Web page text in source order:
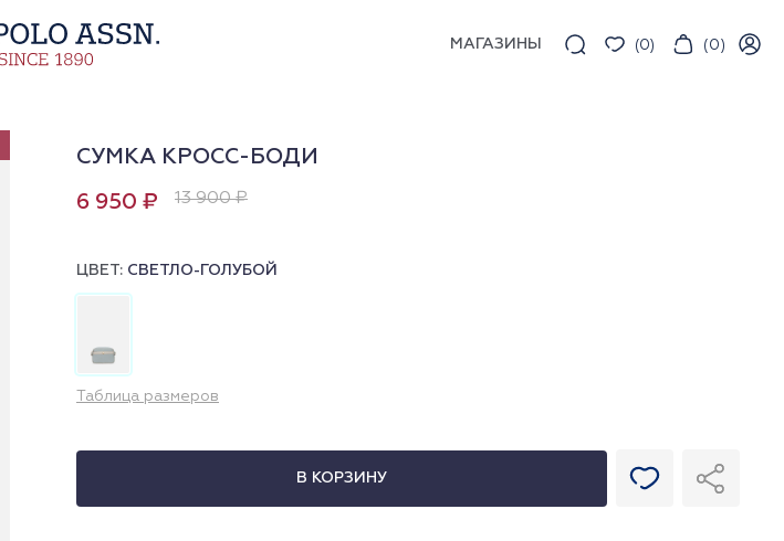
МАГАЗИНЫ (0) (0)
СУМКА КРОСС-БОДИ
6 950 ₽ 13 900 ₽
ЦВЕТ: СВЕТЛО-ГОЛУБОЙ
Таблица размеров
В КОРЗИНУ